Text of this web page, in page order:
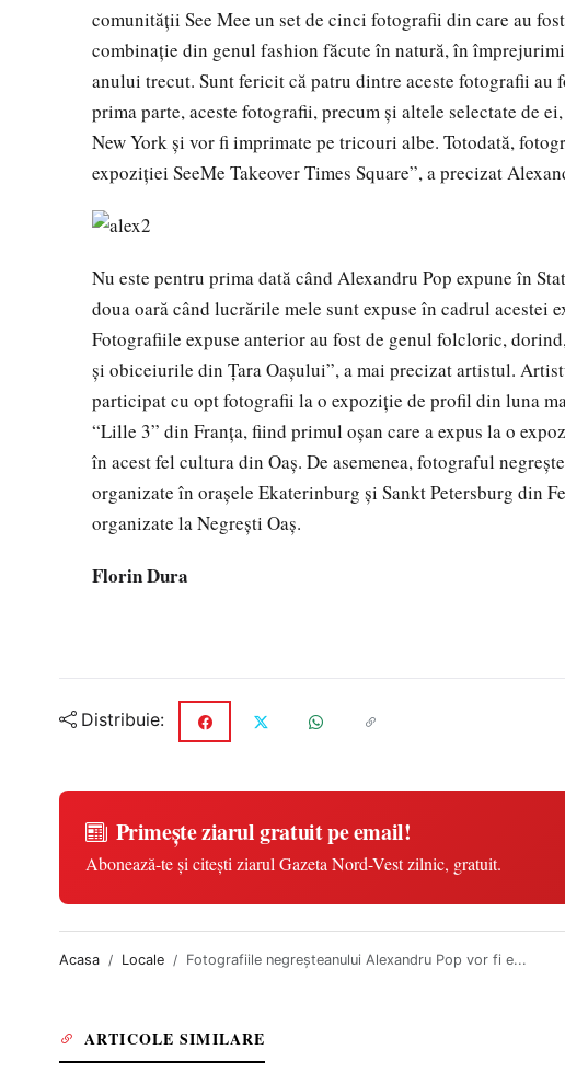
comunităţii See Mee un set de cinci fotografii din care au
combinaţie din genul fashion făcute în natură, în
anului trecut. Sunt fericit că patru dintre aceste fotografii au
prima parte, aceste fotografii, precum şi altele selectate de
New York şi vor fi imprimate pe tricouri albe. Totodată,
expoziţiei SeeMe Takeover Times Square”, a precizat
Nu este pentru prima dată când Alexandru Pop expune în
doua oară când lucrările mele sunt expuse în cadrul acestei
Fotografiile expuse anterior au fost de genul folcloric,
şi obiceiurile din Ţara Oaşului”, a mai precizat artistul.
participat cu opt fotografii la o expoziție de profil din luna
“Lille 3” din Franţa, fiind primul oşan care a expus la o
în acest fel cultura din Oaş. De asemenea, fotograful
organizate în oraşele Ekaterinburg şi Sankt Petersburg din
organizate la Negreşti Oaş.
Florin Dura
Distribuie:
Primește ziarul gratuit pe email!
Abonează-te și citești ziarul Gazeta Nord-Vest zilnic, gratuit.
Acasa Locale Fotografiile negreşteanului Alexandru Pop vor fi e...
ARTICOLE SIMILARE